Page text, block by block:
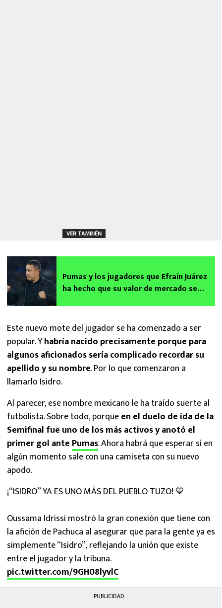
VER TAMBIÉN
Pumas y los jugadores que Efraín Juárez
ha hecho que su valor de mercado se
Este nuevo mote del jugador se ha comenzado a ser
popular. Yhabría nacido precisamente porque para
algunos aficionados sería complicado recordar su
apellido y su nombre. Por lo que comenzaron a
llamarlo Isidro.
Al parecer, ese nombre mexicano le ha traído suerte al
futbolista. Sobre todo, porqueen el duelo de ida de la
Semifinal fue uno de los más activos y anotó el
primer gol ante Pumas. Ahora habrá que esperar si en
algún momento sale con una camiseta con su nuevo
apodo.
¡“ISIDRO” YA ES UNO MÁS DEL PUEBLO TUZO! 💙
Oussama Idrissi mostró la gran conexión que tiene con
la afición de Pachuca al asegurar que para la gente ya es
simplemente “Isidro”, reflejando la unión que existe
entre el jugador y la tribuna.
pic.twitter.com/9GH08lyvlC
PUBLICIDAD